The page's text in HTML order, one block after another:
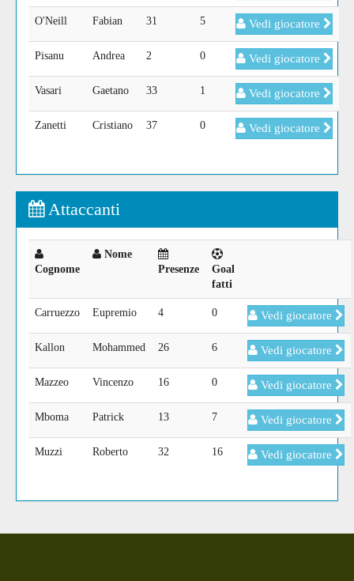
O'Neill Fabian 31 5 Vedi giocatore
Pisanu Andrea 2 0 Vedi giocatore
Vasari Gaetano 33 1 Vedi giocatore
Zanetti Cristiano 37 0 Vedi giocatore
Attaccanti
Cognome
Nome
Presenze
Goal
fatti
Carruezzo Eupremio 4 0 Vedi giocatore
Kallon Mohammed 26 6 Vedi giocatore
Mazzeo Vincenzo 16 0 Vedi giocatore
Mboma Patrick 13 7 Vedi giocatore
Muzzi Roberto 32 16 Vedi giocatore